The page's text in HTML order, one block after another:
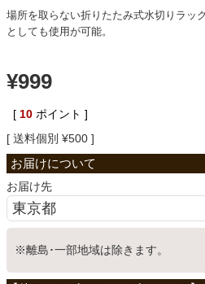
食器棚・キッチン収納
収納家具
学習机
ホームオフィス
場所を取らない折りたたみ式水切りラッ
としても使用が可能。
¥999
[ 10 ポイント ]
送料個別 ¥500
お届け先
※離島･一部地域は除きます。